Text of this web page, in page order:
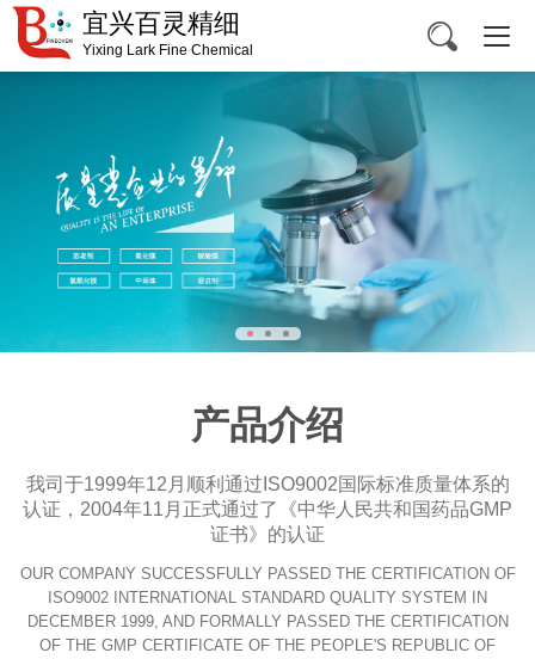
宜兴百灵精细
Yixing Lark Fine Chemical
产品介绍
我司于1999年12月顺利通过ISO9002国际标准质量体系的
认证，2004年11月正式通过了《中华人民共和国药品GMP
证书》的认证
OUR COMPANY SUCCESSFULLY PASSED THE CERTIFICATION OF
ISO9002 INTERNATIONAL STANDARD QUALITY SYSTEM IN
DECEMBER 1999, AND FORMALLY PASSED THE CERTIFICATION
OF THE GMP CERTIFICATE OF THE PEOPLE'S REPUBLIC OF